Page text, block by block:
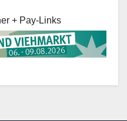
+ Pay-Links